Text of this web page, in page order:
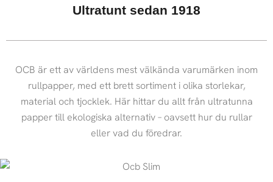
Ultratunt sedan 1918
OCB är ett av världens mest välkända varumärken inom
rullpapper, med ett brett sortiment i olika storlekar,
material och tjocklek. Här hittar du allt från ultratunna
papper till ekologiska alternativ – oavsett hur du rullar
eller vad du föredrar.